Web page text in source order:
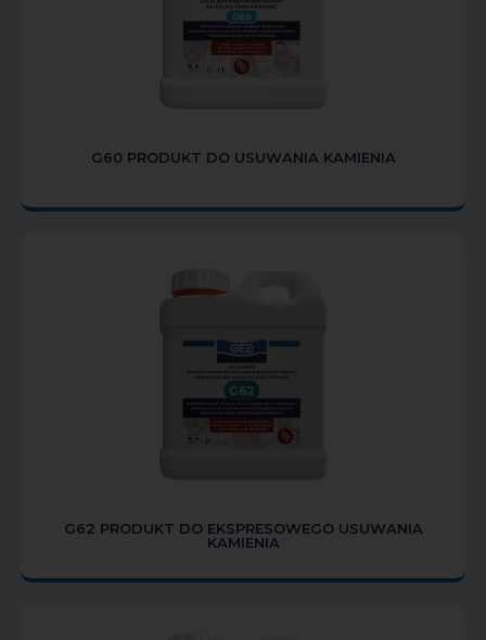
G60 PRODUKT DO USUWANIA KAMIENIA
G62 PRODUKT DO EKSPRESOWEGO USUWANIA
KAMIENIA